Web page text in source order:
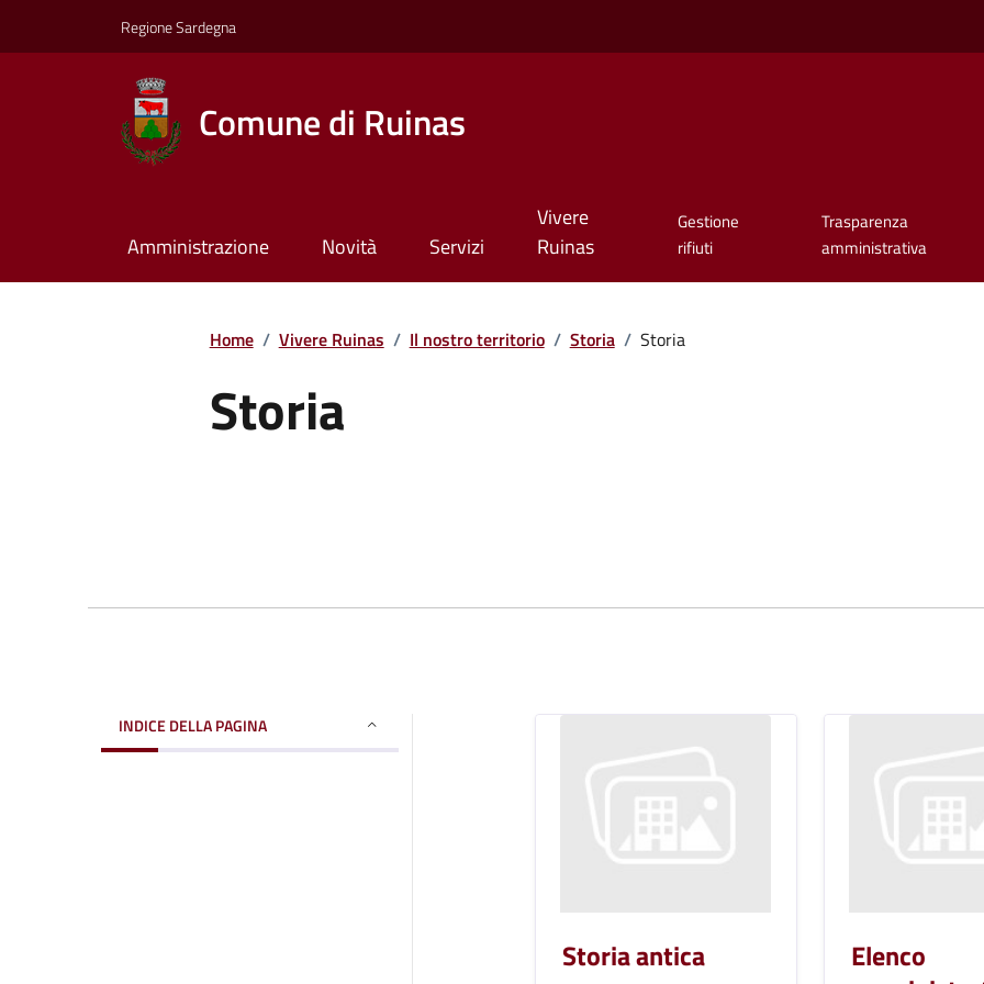
Regione Sardegna
Comune di Ruinas
Amministrazione Novità Servizi
Vivere
Ruinas
Gestione
rifiuti
Trasparenza
amministrativa
Home / Vivere Ruinas / Il nostro territorio / Storia / Storia
Storia
INDICE DELLA PAGINA
Storia antica
Elenco